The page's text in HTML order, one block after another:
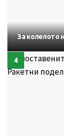
За колелото